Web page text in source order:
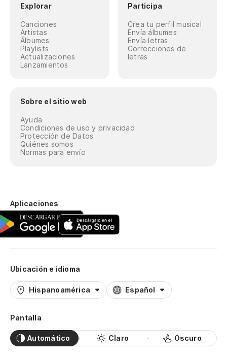
Explorar
Canciones
Artistas
Álbumes
Playlists
Actualizaciones
Lanzamientos
Participa
Crea tu perfil musical
Envía álbumes
Envía letras
Correcciones de
letras
Sobre el sitio web
Ayuda
Condiciones de uso y privacidad
Protección de Datos
Quiénes somos
Normas para envío
Aplicaciones
Ubicación e idioma
Hispanoamérica Español
Pantalla
Automático Claro Oscuro